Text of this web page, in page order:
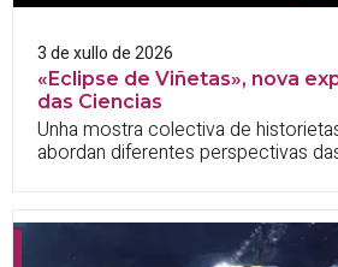
3 de xullo de 2026
«Eclipse de Viñetas», nova
das Ciencias
Unha mostra colectiva de
abordan diferentes perspectivas